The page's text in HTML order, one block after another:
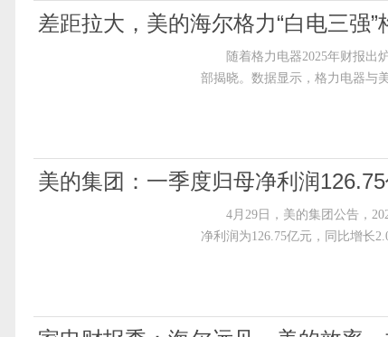
差距拉大，美的海尔格力“白电三强”
随着格力电器2025年财报出炉
部揭晓。数据显示，格力电器与
美的集团：一季度归母净利润
4月29日，美的集团公告，
净利润为126.75亿元，同比增长